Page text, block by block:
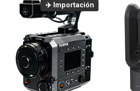
✈️ Importación